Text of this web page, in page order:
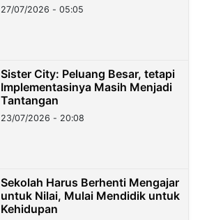
27/07/2026 - 05:05
Sister City: Peluang Besar, tetapi
Implementasinya Masih Menjadi
Tantangan
23/07/2026 - 20:08
Sekolah Harus Berhenti Mengajar
untuk Nilai, Mulai Mendidik untuk
Kehidupan